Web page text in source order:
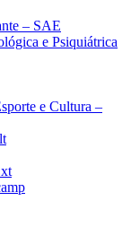
– SAE
e Psiquiátrica
e Cultura –